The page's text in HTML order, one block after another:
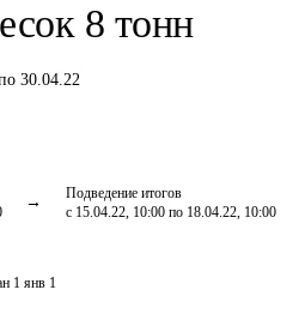
8 тонн
30.04.22
Подведение итогов
с 15.04.22, 10:00 по 18.04.22, 10:00
1 янв 1